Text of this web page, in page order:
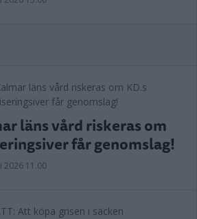
läns vård riskeras om
får genomslag!
2026 11.00